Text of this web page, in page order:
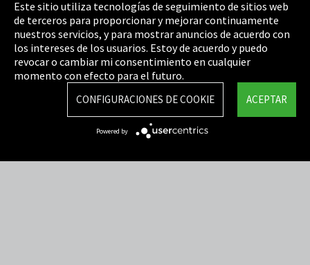
Política de privacidad
Cookie Settings
Términos y Condiciones
Mapa del sitio
Integrity Line
Este sitio utiliza tecnologías de seguimiento de sitios web
de terceros para proporcionar y mejorar continuamente
nuestros servicios, y para mostrar anuncios de acuerdo con
los intereses de los usuarios. Estoy de acuerdo y puedo
revocar o cambiar mi consentimiento en cualquier
momento con efecto para el futuro.
ACEPTAR
CONFIGURACIONES DE COOKIE
Powered by